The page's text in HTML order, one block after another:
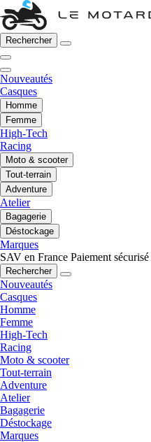
Rechercher
Nouveautés
Casques
Homme
Femme
High-Tech
Racing
Moto & scooter
Tout-terrain
Adventure
Atelier
Bagagerie
Déstockage
Marques
SAV en France Paiement sécurisé
Rechercher
Nouveautés
Casques
Homme
Femme
High-Tech
Racing
Moto & scooter
Tout-terrain
Adventure
Atelier
Bagagerie
Déstockage
Marques